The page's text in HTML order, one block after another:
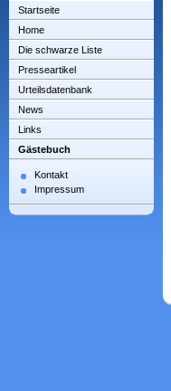
Startseite
Home
Die schwarze Liste
Presseartikel
Urteilsdatenbank
News
Links
Gästebuch
Kontakt
Impressum